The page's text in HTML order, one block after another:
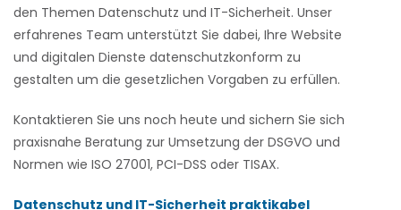
den Themen Datenschutz und IT-Sicherheit. Unser
erfahrenes Team unterstützt Sie dabei, Ihre Website
und digitalen Dienste datenschutzkonform zu
gestalten um die gesetzlichen Vorgaben zu erfüllen.
Kontaktieren Sie uns noch heute und sichern Sie sich
praxisnahe Beratung zur Umsetzung der DSGVO und
Normen wie ISO 27001, PCI-DSS oder TISAX.
Datenschutz und IT-Sicherheit praktikabel